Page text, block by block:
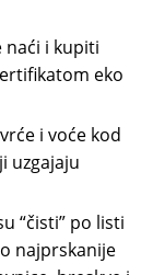
naći i kupiti
eko
i voće kod
uzgajaju
“čisti” po listi
najprskanije